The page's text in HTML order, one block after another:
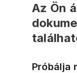
Az Ön
Próbálja